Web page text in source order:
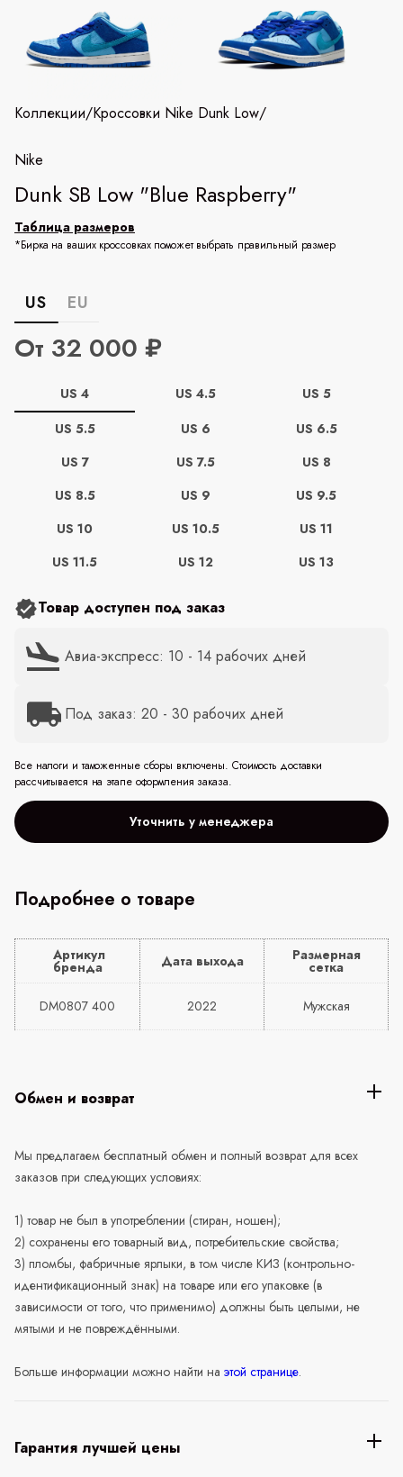
Коллекции/Кроссовки Nike Dunk Low/
Nike
Dunk SB Low "Blue Raspberry"
Таблица размеров
*Бирка на ваших кроссовках поможет выбрать правильный размер
US EU
От 32 000 ₽
US 4 US 4.5
US 5
US 5.5
US 6
US 6.5
US 7
US 7.5
US 8
US 8.5
US 9
US 9.5
US 10
US 10.5
US 11
US 11.5
US 12 US 13
Товар доступен под заказ
Авиа-экспресс: 10 - 14 рабочих дней
Под заказ: 20 - 30 рабочих дней
Все налоги и таможенные сборы включены. Стоимость доставки
рассчитывается на этапе оформления заказа.
Уточнить у менеджера
Подробнее о товаре
Артикул
бренда Дата выхода Размерная
сетка
DM0807 400 2022 Мужская
Обмен и возврат
Мы предлагаем бесплатный обмен и полный возврат для всех
заказов при следующих условиях:
1) товар не был в употреблении (стиран, ношен);
2) сохранены его товарный вид, потребительские свойства;
3) пломбы, фабричные ярлыки, в том числе КИЗ (контрольно-
идентификационный знак) на товаре или его упаковке (в
зависимости от того, что применимо) должны быть целыми, не
мятыми и не повреждёнными.
Больше информации можно найти на этой странице.
Гарантия лучшей цены